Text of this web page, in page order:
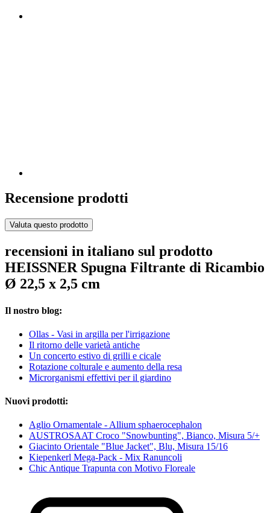
Recensione prodotti
Valuta questo prodotto
recensioni in italiano sul prodotto
HEISSNER Spugna Filtrante di Ricambio
Ø 22,5 x 2,5 cm
Il nostro blog:
Ollas - Vasi in argilla per l'irrigazione
Il ritorno delle varietà antiche
Un concerto estivo di grilli e cicale
Rotazione colturale e aumento della resa
Microrganismi effettivi per il giardino
Nuovi prodotti:
Aglio Ornamentale - Allium sphaerocephalon
AUSTROSAAT Croco "Snowbunting", Bianco, Misura 5/+
Giacinto Orientale "Blue Jacket", Blu, Misura 15/16
Kiepenkerl Mega-Pack - Mix Ranuncoli
Chic Antique Trapunta con Motivo Floreale